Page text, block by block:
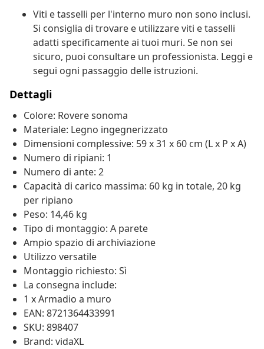
Viti e tasselli per l'interno muro non sono inclusi.
Si consiglia di trovare e utilizzare viti e tasselli
adatti specificamente ai tuoi muri. Se non sei
sicuro, puoi consultare un professionista. Leggi e
segui ogni passaggio delle istruzioni.
Dettagli
Colore: Rovere sonoma
Materiale: Legno ingegnerizzato
Dimensioni complessive: 59 x 31 x 60 cm (L x P x A)
Numero di ripiani: 1
Numero di ante: 2
Capacità di carico massima: 60 kg in totale, 20 kg
per ripiano
Peso: 14,46 kg
Tipo di montaggio: A parete
Ampio spazio di archiviazione
Utilizzo versatile
Montaggio richiesto: Sì
La consegna include:
1 x Armadio a muro
EAN: 8721364433991
SKU: 898407
Brand: vidaXL